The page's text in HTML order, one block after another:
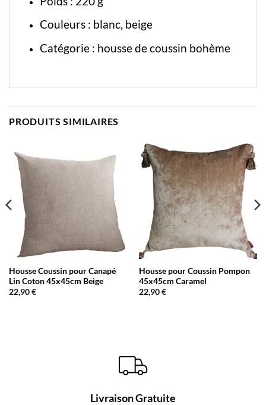
Couleurs : blanc, beige
Catégorie : housse de coussin bohème
PRODUITS SIMILAIRES
Housse Coussin pour Canapé
Lin Coton 45x45cm Beige
22,90€
Housse pour Coussin Pompon
45x45cm Caramel
22,90€
Livraison Gratuite